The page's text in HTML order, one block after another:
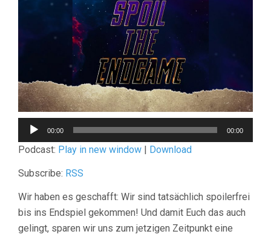
Audio-
Player
00:00 00:00
Podcast: Play in new window | Download
Subscribe: RSS
Wir haben es geschafft: Wir sind tatsächlich spoilerfrei
bis ins Endspiel gekommen! Und damit Euch das auch
gelingt, sparen wir uns zum jetzigen Zeitpunkt eine